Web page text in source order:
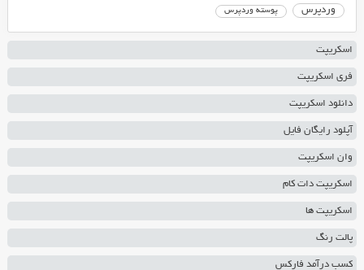
وردپرس پوسته وردپرس
اسکریپت
فری اسکریپت
دانلود اسکریپت
آپلود رایگان فایل
وان اسکریپت
اسکریپت دات کام
اسکریپت ها
پالت رنگ
کسب درآمد فارکس